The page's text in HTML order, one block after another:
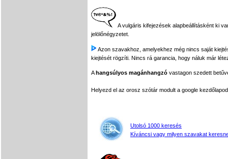
A vulgáris kifejezések alapbeállításként ki
jelölőnégyzetet.
Azon szavakhoz, amelyekhez még nincs saját
kiejtését rögzíti. Nincs rá garancia, hogy náluk már
Ahangsúlyos magánhangzó vastagon szedett
Helyezd el az orosz szótár modult a google
Utolsó 1000 keresés
Kíváncsi vagy milyen szavakat